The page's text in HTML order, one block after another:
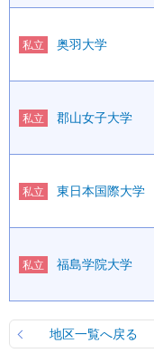
私立 奥羽大学
私立 郡山女子大学
私立 東日本国際大学
私立 福島学院大学
地区一覧へ戻る